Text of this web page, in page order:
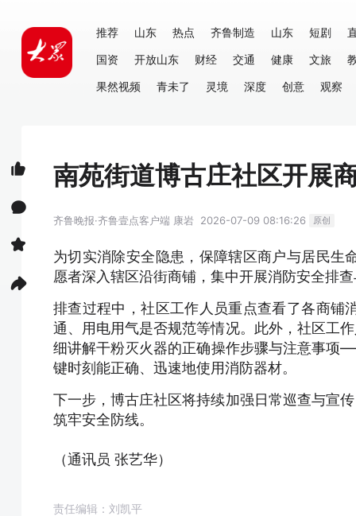
推荐 山东 热点 齐鲁制造 山东 短剧
国资
开放山东 财经 交通 健康 文旅
果然视频
青未了 灵境 深度 创意 观察
南苑街道博古庄社区开展
齐鲁晚报·齐鲁壹点客户端 康岩 2026-07-09 08:16:26 原创
为切实消除安全隐患，保障辖区商户与居民生
愿者深入辖区沿街商铺，集中开展消防安全排
排查过程中，社区工作人员重点查看了各商铺
通、用电用气是否规范等情况。此外，社区工
细讲解干粉灭火器的正确操作步骤与注意事项
键时刻能正确、迅速地使用消防器材。
下一步，博古庄社区将持续加强日常巡查与宣
筑牢安全防线。
（通讯员 张艺华）
责任编辑：刘凯平